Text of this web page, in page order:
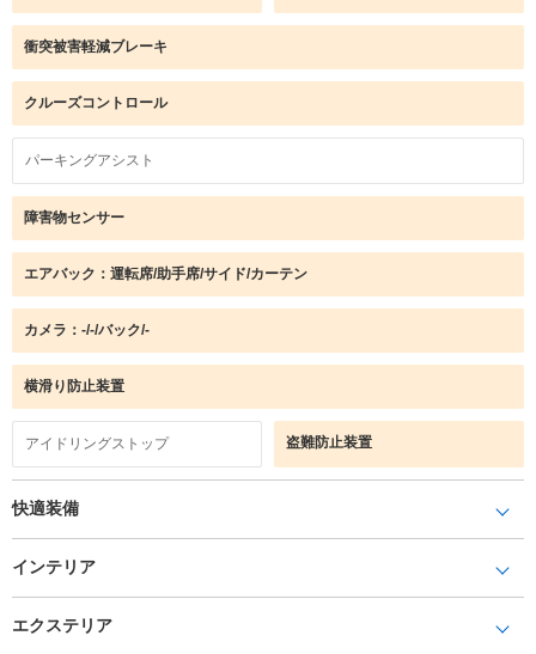
衝突被害軽減ブレーキ
クルーズコントロール
パーキングアシスト
障害物センサー
エアバック：運転席/助手席/サイド/カーテン
カメラ：-/-/バック/-
横滑り防止装置
アイドリングストップ 盗難防止装置
快適装備
インテリア
エクステリア